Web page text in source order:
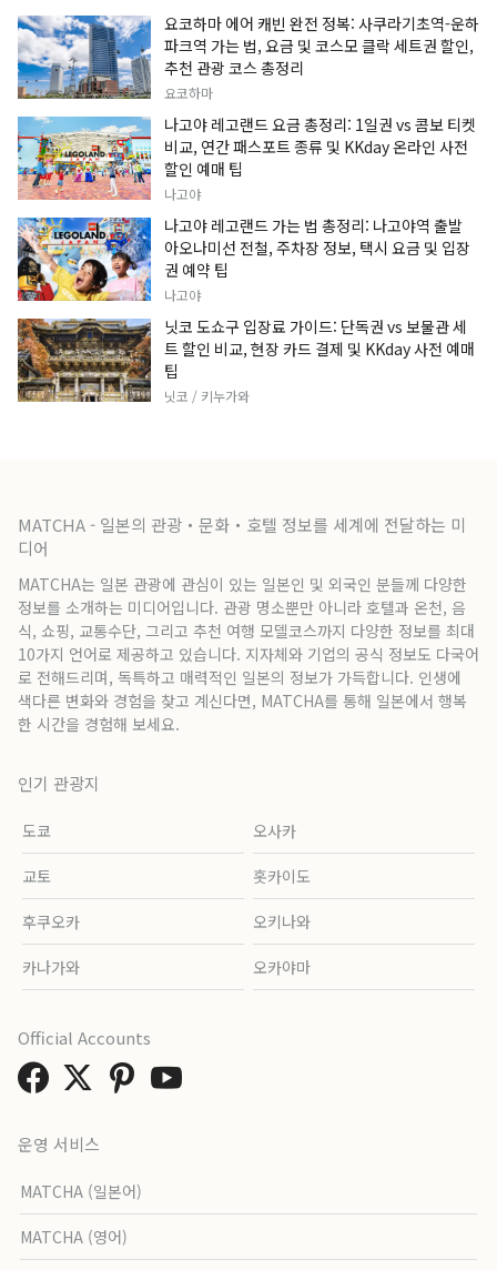
요코하마 에어 캐빈 완전 정복: 사쿠라기초역-운하
파크역 가는 법, 요금 및 코스모 클락 세트권 할인,
추천 관광 코스 총정리
요코하마
나고야 레고랜드 요금 총정리: 1일권 vs 콤보 티켓
비교, 연간 패스포트 종류 및 KKday 온라인 사전
할인 예매 팁
나고야
나고야 레고랜드 가는 법 총정리: 나고야역 출발
아오나미선 전철, 주차장 정보, 택시 요금 및 입장
권 예약 팁
나고야
닛코 도쇼구 입장료 가이드: 단독권 vs 보물관 세
트 할인 비교, 현장 카드 결제 및 KKday 사전 예매
팁
닛코 / 키누가와
MATCHA - 일본의 관광・문화・호텔 정보를 세계에 전달하는 미
디어
MATCHA는 일본 관광에 관심이 있는 일본인 및 외국인 분들께 다양한
정보를 소개하는 미디어입니다. 관광 명소뿐만 아니라 호텔과 온천, 음
식, 쇼핑, 교통수단, 그리고 추천 여행 모델코스까지 다양한 정보를 최대
10가지 언어로 제공하고 있습니다. 지자체와 기업의 공식 정보도 다국어
로 전해드리며, 독특하고 매력적인 일본의 정보가 가득합니다. 인생에
색다른 변화와 경험을 찾고 계신다면, MATCHA를 통해 일본에서 행복
한 시간을 경험해 보세요.
인기 관광지
도쿄 오사카
교토 홋카이도
후쿠오카 오키나와
카나가와 오카야마
운영 서비스
MATCHA (일본어)
MATCHA (영어)
Official Accounts